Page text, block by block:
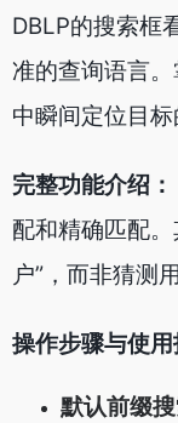
DBLP的搜索框
准的查询语言
中瞬间定位目标
完整功能介绍：
配和精确匹配
户”，而非猜测
操作步骤与使用
默认前缀